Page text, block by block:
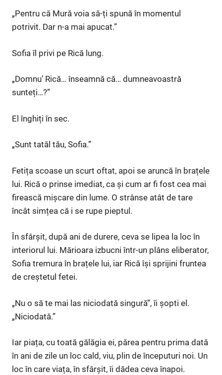
„Pentru că Mură voia să-ți spună în momentul
potrivit. Dar n-a mai apucat.”
Sofia îl privi pe Rică lung.
„Domnu’ Rică… înseamnă că… dumneavoastră
sunteți…?”
El înghiți în sec.
„Sunt tatăl tău, Sofia.”
Fetița scoase un scurt oftat, apoi se aruncă în brațele
lui. Rică o prinse imediat, ca și cum ar fi fost cea mai
firească mișcare din lume. O strânse atât de tare
încât simțea că i se rupe pieptul.
În sfârșit, după ani de durere, ceva se lipea la loc în
interiorul lui. Mărioara izbucni într-un plâns eliberator,
Sofia tremura în brațele lui, iar Rică își sprijini fruntea
de creștetul fetei.
„Nu o să te mai las niciodată singură”, îi șopti el.
„Niciodată.”
Iar piața, cu toată gălăgia ei, părea pentru prima dată
în ani de zile un loc cald, viu, plin de începuturi noi. Un
loc în care viața, în sfârșit, îi dădea ceva înapoi.